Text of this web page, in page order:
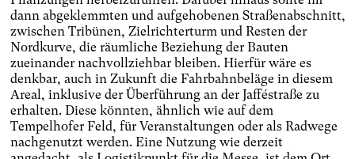
dann abgeklemmten und aufgehobenen Straßenabschnitt,
zwischen Tribünen, Zielrichterturm und Resten der
Nordkurve, die räumliche Beziehung der Bauten
zueinander nachvollziehbar bleiben. Hierfür wäre es
denkbar, auch in Zukunft die Fahrbahnbeläge in diesem
Areal, inklusive der Überführung an der Jafféstraße zu
erhalten. Diese könnten, ähnlich wie auf dem
Tempelhofer Feld, für Veranstaltungen oder als Radwege
nachgenutzt werden. Eine Nutzung wie derzeit